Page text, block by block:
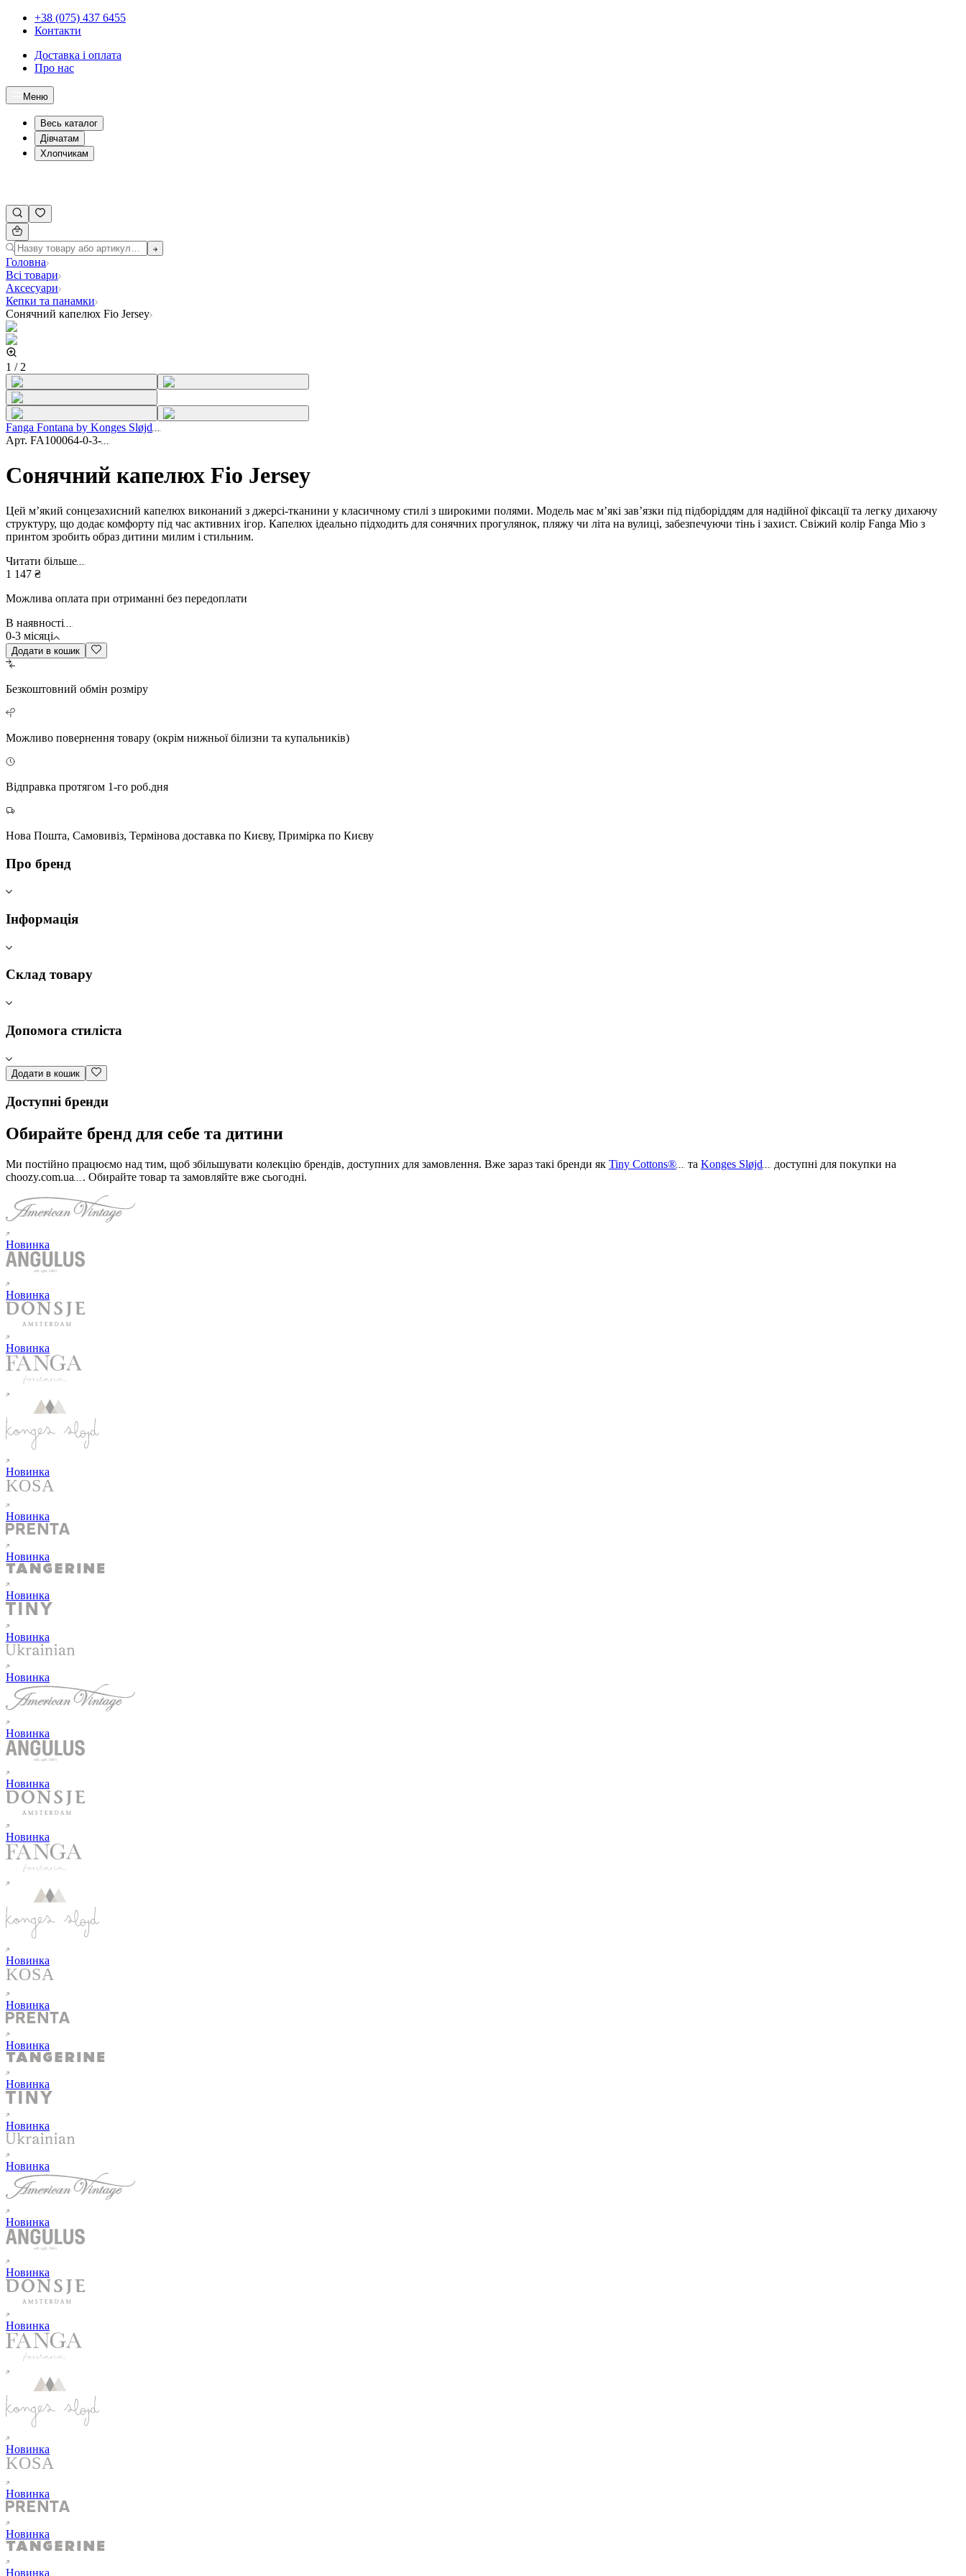
+38 (075) 437 6455
Контакти
Доставка і оплата
Про нас
Меню
Весь каталог
Дівчатам
Хлопчикам
Головна
Всі товари
Аксесуари
Кепки та панамки
Сонячний капелюх Fio Jersey
1 / 2
Fanga Fontana by Konges Sløjd
Арт. FA100064-0-3-
Сонячний капелюх Fio Jersey
Цей м’який сонцезахисний капелюх виконаний з джерсі-тканини у класичному стилі з широкими полями. Модель має м’які зав’язки під підборіддям для надійної фіксації та легку дихаючу
структуру, що додає комфорту під час активних ігор. Капелюх ідеально підходить для сонячних прогулянок, пляжу чи літа на вулиці, забезпечуючи тінь і захист. Свіжий колір Fanga Mio з
принтом зробить образ дитини милим і стильним.
Читати більше
1 147 ₴
Можлива оплата при отриманні без передоплати
В наявності
0-3 місяці
Додати в кошик
Безкоштовний обмін розміру
Можливо повернення товару (окрім нижньої білизни та купальників)
Відправка протягом 1-го роб.дня
Нова Пошта, Самовивіз, Термінова доставка по Києву, Примірка по Києву
Про бренд
Інформація
Склад товару
Допомога стиліста
Додати в кошик
Доступні бренди
Обирайте бренд для себе та дитини
Ми постійно працюємо над тим, щоб збільшувати колекцію брендів, доступних для замовлення. Вже зараз такі бренди як Tiny Cottons® та Konges Sløjd
доступні для покупки на
choozy.com.ua
. Обирайте товар та замовляйте вже сьогодні.
Новинка
Новинка
Новинка
Новинка
Новинка
Новинка
Новинка
Новинка
Новинка
Новинка
Новинка
Новинка
Новинка
Новинка
Новинка
Новинка
Новинка
Новинка
Новинка
Новинка
Новинка
Новинка
Новинка
Новинка
Новинка